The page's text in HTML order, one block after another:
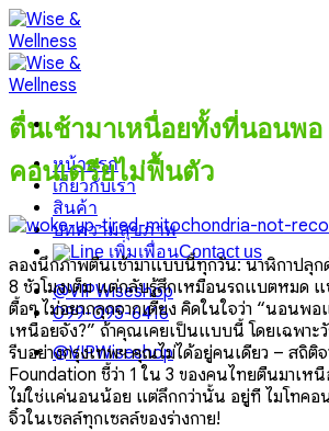
Skip
to
content
หน้าแรก
เกี่ยวกับเรา
สินค้า
บทความสุขภาพ
Contact us
@VIPWiseshop
099-095-6416
@VIPWiseshop
ตื่นเช้ามาเหนื่อยทั้งที่นอนพอ
คอนเดรียไม่ฟื้นตัว
ลองนึกภาพตื่นเช้ามาแบบนี้ทุกวัน: นาฬิกาปลุก
8 ชั่วโมงเต็ม แต่กลับรู้สึกเหมือนรถแบตหมด
ตื้อๆ ไม่อยากลุกจากเตียง คิดในใจว่า “นอนพอ
เหนื่อยจัง?” ถ้าคุณเคยเป็นแบบนี้ โดยเฉพาะวั
รีบอย่างกรุงเทพฯ คุณไม่ได้อยู่คนเดียว – สถิติจ
Foundation ชี้ว่า 1 ใน 3 ของคนไทยตื่นมาเ
ไม่ใช่แค่นอนน้อย แต่ลึกกว่านั้น อยู่ที่ ไมโทคอน
จิ๋วในเซลล์ทุกเซลล์ของร่างกาย!